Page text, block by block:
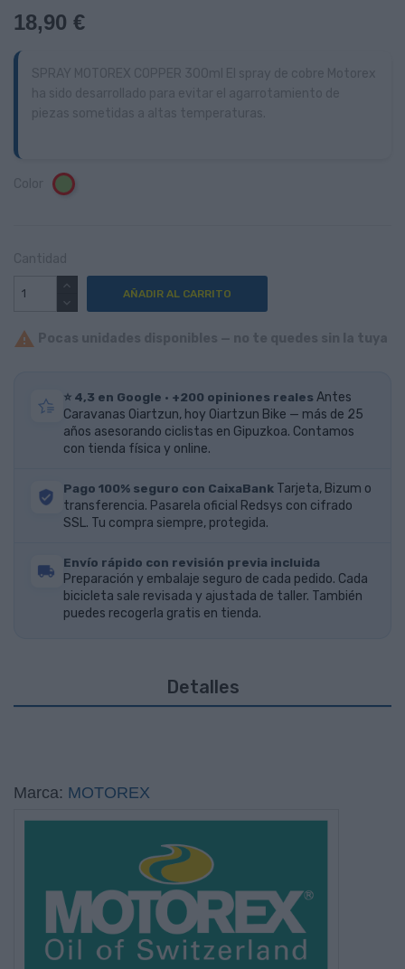
18,90 €
Verde
AÑADIR AL CARRITO

⭐ 4,3 en Google · +200 opiniones reales Antes
Caravanas Oiartzun, hoy Oiartzun Bike — más de 25
años asesorando ciclistas en Gipuzkoa. Contamos
con tienda física y online.
Pago 100% seguro con CaixaBank Tarjeta, Bizum o
transferencia. Pasarela oficial Redsys con cifrado
SSL. Tu compra siempre, protegida.
Envío rápido con revisión previa incluida
Preparación y embalaje seguro de cada pedido. Cada
bicicleta sale revisada y ajustada de taller. También
puedes recogerla gratis en tienda.
Detalles
Marca: MOTOREX